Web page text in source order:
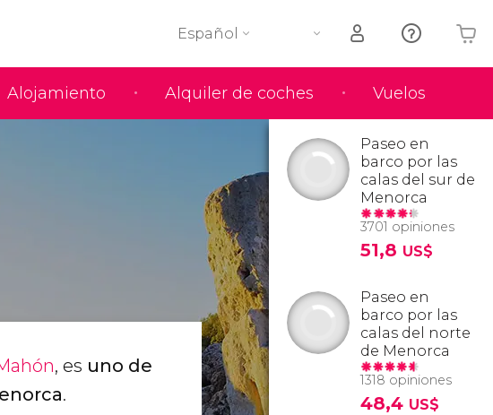
Alojamiento Alquiler de coches Vuelos
Español
Tu carrito está vacío
, es uno de
.
Paseo en
barco por las
calas del sur de
Menorca
3701 opiniones
51,8 US$
Paseo en
barco por las
calas del norte
de Menorca
1318 opiniones
48,4 US$